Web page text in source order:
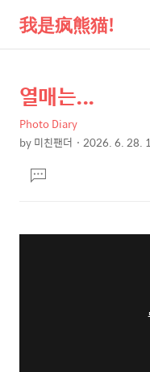
我是疯熊猫!
상
세
컨
텐
츠
본
문
제
목
열매는...
Photo Diary
by미친팬더 2026. 6. 28.
문댓
글